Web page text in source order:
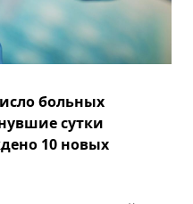
больных
сутки
10 новых